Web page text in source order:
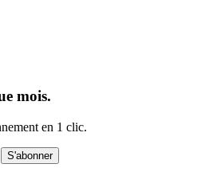
mois.
en 1 clic.
S'abonner